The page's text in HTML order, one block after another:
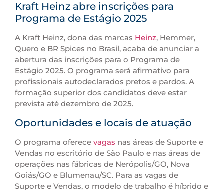
Kraft Heinz abre inscrições para
Programa de Estágio 2025
A Kraft Heinz, dona das marcas Heinz, Hemmer,
Quero e BR Spices no Brasil, acaba de anunciar a
abertura das inscrições para o Programa de
Estágio 2025. O programa será afirmativo para
profissionais autodeclarados pretos e pardos. A
formação superior dos candidatos deve estar
prevista até dezembro de 2025.
Oportunidades e locais de atuação
O programa oferece vagas nas áreas de Suporte e
Vendas no escritório de São Paulo e nas áreas de
operações nas fábricas de Nerópolis/GO, Nova
Goiás/GO e Blumenau/SC. Para as vagas de
Suporte e Vendas, o modelo de trabalho é híbrido e